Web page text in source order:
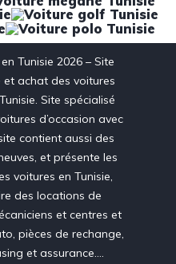
Tunisie 2026 – Site
achat des voitures
Site spécialisé
d’occasion avec
contient aussi des
et présente les
voitures en Tunisie,
des locations de
et centres et
pièces de rechange,
et assurance….